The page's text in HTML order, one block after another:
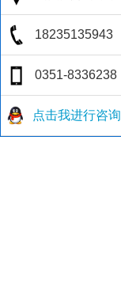
点击我进行咨询